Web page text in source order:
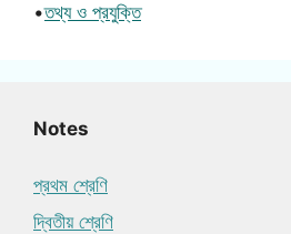
•তথ্য ও প্রযুক্তি
Notes
প্রথম শ্রেণি
দ্বিতীয় শ্রেণি